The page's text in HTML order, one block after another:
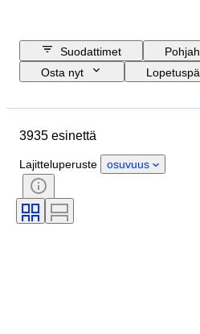
Suodattimet
Osta nyt
Alkuperämaa
Kunto
Sertifiointi
Tekniikka
Rannekellon liike
3935 esinettä
Lajitteluperuste osuvuus